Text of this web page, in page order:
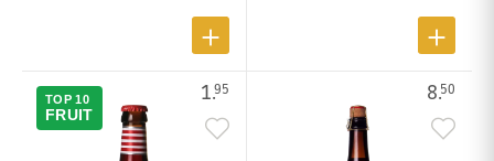
1.95
TOP 10
FRUIT
8.50